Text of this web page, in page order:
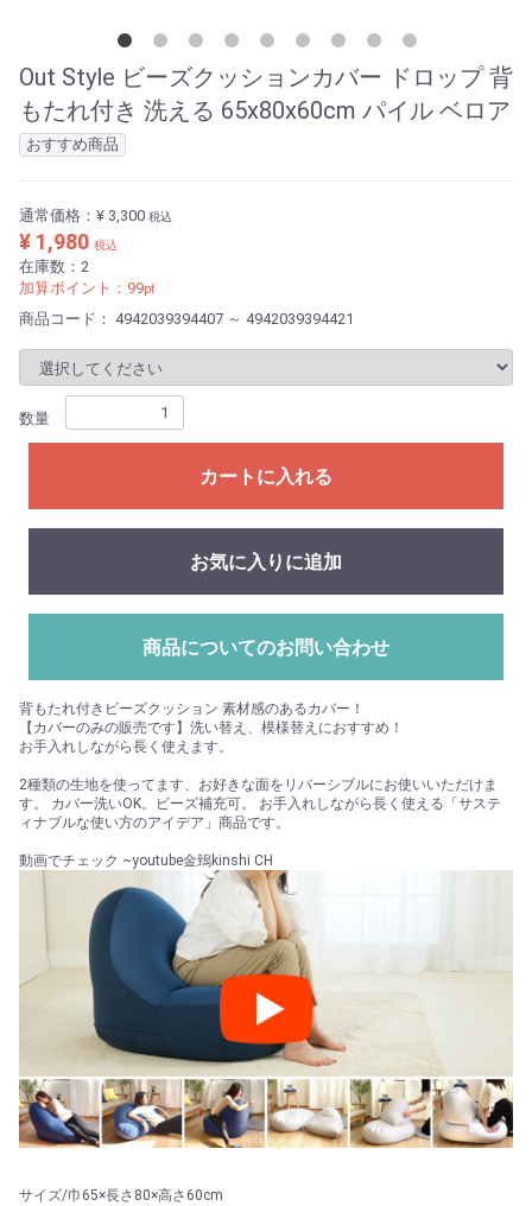
Out Style ビーズクッションカバー ドロップ 背
もたれ付き 洗える 65x80x60cm パイル ベロア
おすすめ商品
通常価格： ¥ 3,300 税込
¥ 1,980 税込
在庫数：2
加算ポイント： 99pt
商品コード： 4942039394407 ～ 4942039394421
数量
カートに入れる
お気に入りに追加
商品についてのお問い合わせ
背もたれ付きビーズクッション 素材感のあるカバー！
【カバーのみの販売です】洗い替え、模様替えにおすすめ！
お手入れしながら長く使えます。
2種類の生地を使ってます、お好きな面をリバーシブルにお使いいただけま
す。 カバー洗いOK。ビーズ補充可。 お手入れしながら長く使える「サステ
ィナブルな使い方のアイデア」商品です。
動画でチェック ~youtube金鵄kinshi CH
サイズ/巾65×長さ80×高さ60cm